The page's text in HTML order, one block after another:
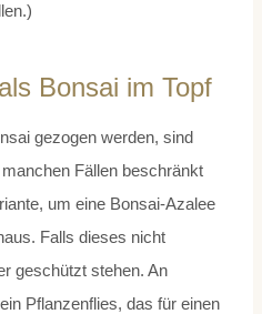
Bonsai im Topf
gezogen werden, sind
Fällen beschränkt
um eine Bonsai-Azalee
Falls dieses nicht
geschützt stehen. An
Pflanzenflies, das für einen